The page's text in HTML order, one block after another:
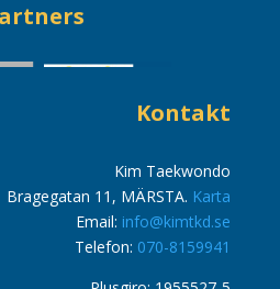
Kontakt
Kim Taekwondo
Bragegatan 11, MÄRSTA. Karta
Email: info@kimtkd.se
Telefon: 070-8159941